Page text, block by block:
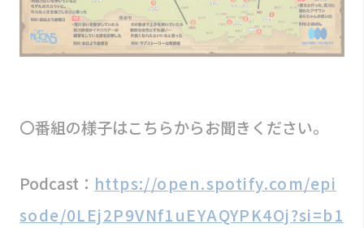
〇番組の様子はこちらからお聞きください。
Podcast： https://open.spotify.com/epi
sode/0LEj2P9VNf1uEYAQYPK4Oj?si=b1